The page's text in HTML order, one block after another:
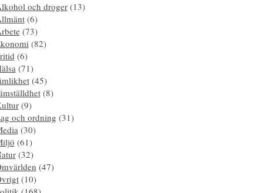
och droger(13)
(6)
(73)
(82)
(6)
(71)
(45)
(8)
(9)
och ordning (31)
(30)
(61)
(32)
(47)
(10)